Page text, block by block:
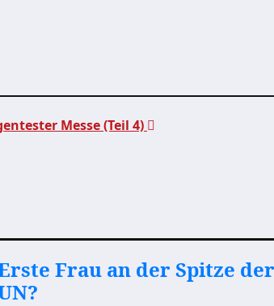
Messe (Teil 4)
Frau an der Spitze der